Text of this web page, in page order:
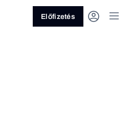
Előfizetés